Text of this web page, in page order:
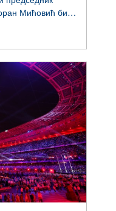
Мићовић били
играма,
се суочавају